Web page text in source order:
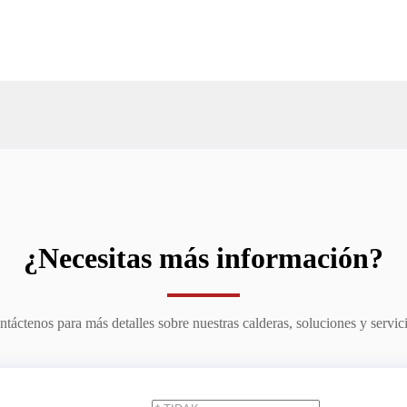
¿Necesitas más información?
para más detalles sobre nuestras calderas, soluciones y